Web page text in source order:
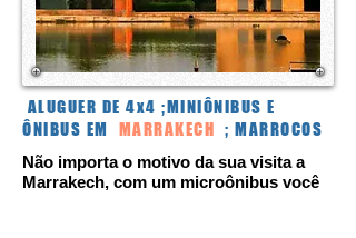
ALUGUER DE 4x4 ;MINIÔNIBUS E
ÔNIBUS EM
MARRAKECH ; MARROCOS
Não importa o motivo da sua visita a
Marrakech, com um microônibus você